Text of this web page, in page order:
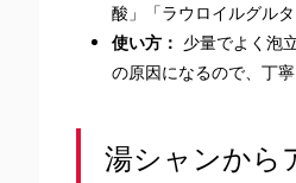
酸」「ラウロイルグル
使い方： 少量でよく泡
の原因になるので、丁
湯シャンから